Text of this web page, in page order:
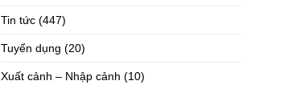
Tin tức (447)
Tuyển dụng (20)
Xuất cảnh – Nhập cảnh (10)